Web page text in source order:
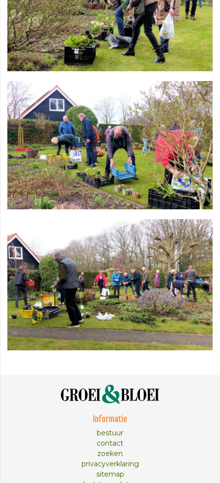
Informatie
bestuur
contact
zoeken
privacyverklaring
sitemap